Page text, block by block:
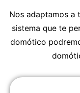
Nos adaptamos a
sistema que te
domótico